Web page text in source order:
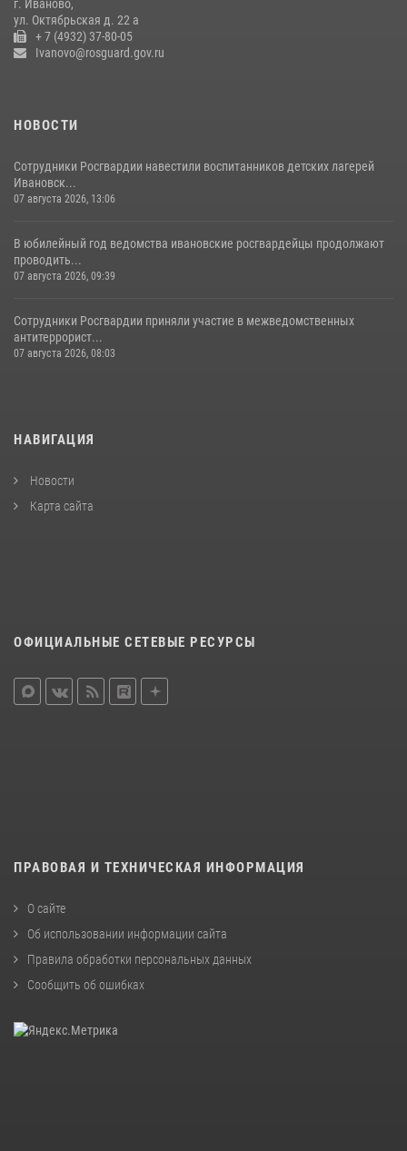
20 июля 2026, 09:12 3
г. Иваново,
ул. Октябрьская д. 22 а
+ 7 (4932) 37-80-05
Ivanovo@rosguard.gov.ru
НОВОСТИ
Сотрудники Росгвардии навестили воспитанников детских лагерей
Ивановск...
07 августа 2026, 13:06
В юбилейный год ведомства ивановские росгвардейцы продолжают
проводить...
07 августа 2026, 09:39
Сотрудники Росгвардии приняли участие в межведомственных
антитеррорист...
07 августа 2026, 08:03
НАВИГАЦИЯ
Новости
Карта сайта
ОФИЦИАЛЬНЫЕ СЕТЕВЫЕ РЕСУРСЫ
ПРАВОВАЯ И ТЕХНИЧЕСКАЯ ИНФОРМАЦИЯ
О сайте
Об использовании информации сайта
Правила обработки персональных данных
Сообщить об ошибках